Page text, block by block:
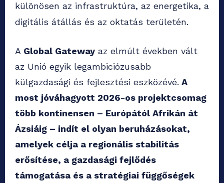
különösen az infrastruktúra, az energetika, a
digitális átállás és az oktatás területén.
A Global Gateway az elmúlt években vált
az Unió egyik legambiciózusabb
külgazdasági és fejlesztési eszközévé. A
most jóváhagyott 2026-os projektcsomag
több kontinensen – Európától Afrikán át
Ázsiáig – indít el olyan beruházásokat,
amelyek célja a regionális stabilitás
erősítése, a gazdasági fejlődés
támogatása és a stratégiai függőségek